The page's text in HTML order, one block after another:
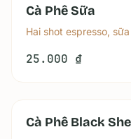
Cà Phê Sữa
Hai shot espresso,
25.000 ₫
Cà Phê Black